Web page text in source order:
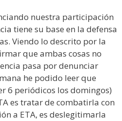
nuestra participación
tiene su base en la defensa
Viendo lo descrito por la
que ambas cosas no
pasa por denunciar
he podido leer que
6 periódicos los domingos)
es tratar de combatirla con
a ETA, es deslegitimarla